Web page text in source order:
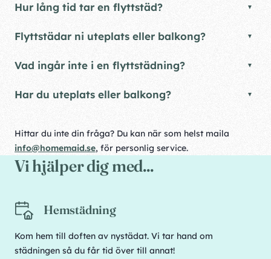
Hur lång tid tar en flyttstäd?
Flyttstädar ni uteplats eller balkong?
Vad ingår inte i en flyttstädning?
Har du uteplats eller balkong?
Hittar du inte din fråga? Du kan när som helst maila
info@homemaid.se, för personlig service.
Vi hjälper dig med...
Hemstädning
Kom hem till doften av nystädat. Vi tar hand om
städningen så du får tid över till annat!